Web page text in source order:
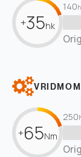
+35hk
140
+65Nm
250